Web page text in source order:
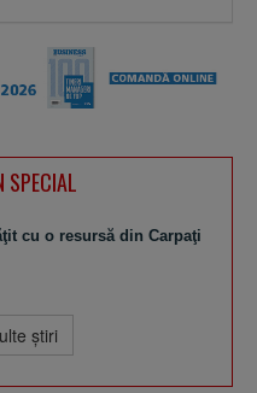
SPECIAL
cu o resursă din Carpaţi
ştiri